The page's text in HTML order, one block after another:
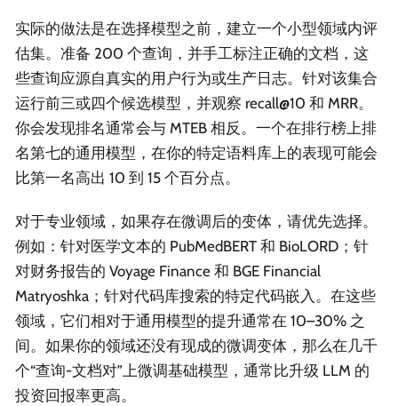
实际的做法是在选择模型之前，建立一个小型领域内评
估集。准备 200 个查询，并手工标注正确的文档，这
些查询应源自真实的用户行为或生产日志。针对该集合
运行前三或四个候选模型，并观察 recall@10 和 MRR。
你会发现排名通常会与 MTEB 相反。一个在排行榜上排
名第七的通用模型，在你的特定语料库上的表现可能会
比第一名高出 10 到 15 个百分点。
对于专业领域，如果存在微调后的变体，请优先选择。
例如：针对医学文本的 PubMedBERT 和 BioLORD；针
对财务报告的 Voyage Finance 和 BGE Financial
Matryoshka；针对代码库搜索的特定代码嵌入。在这些
领域，它们相对于通用模型的提升通常在 10–30% 之
间。如果你的领域还没有现成的微调变体，那么在几千
个“查询-文档对”上微调基础模型，通常比升级 LLM 的
投资回报率更高。